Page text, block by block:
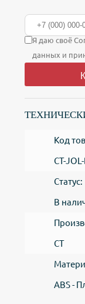
Я даю своё
данных и
Код
CT-
Статус:
В
CT
ABS -